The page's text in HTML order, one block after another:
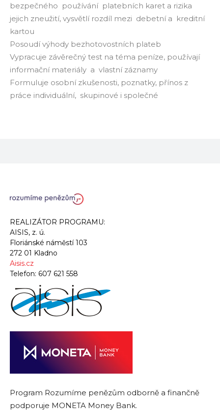
bezpečného používání platebních karet a rizika
jejich zneužití, vysvětlí rozdíl mezi debetní a kreditní
kartou
Posoudí výhody bezhotovostních plateb
Vypracuje závěrečný test na téma peníze, používají
informační materiály a vlastní záznamy
Formuluje osobní zkušenosti, poznatky, přínos z
práce individuální, skupinové i společné
REALIZÁTOR PROGRAMU:
AISIS, z. ú.
Floriánské náměstí 103
272 01 Kladno
Aisis.cz
Telefon: 607 621 558
Program Rozumíme penězům odborně a finančně
podporuje MONETA Money Bank.